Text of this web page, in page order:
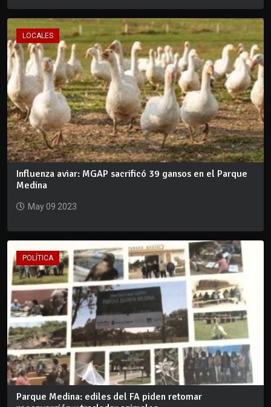
LOCALES
Influenza aviar: MGAP sacrificó 39 gansos en el Parque
Medina
May 09 2023
POLÍTICA
Parque Medina: ediles del FA piden retomar